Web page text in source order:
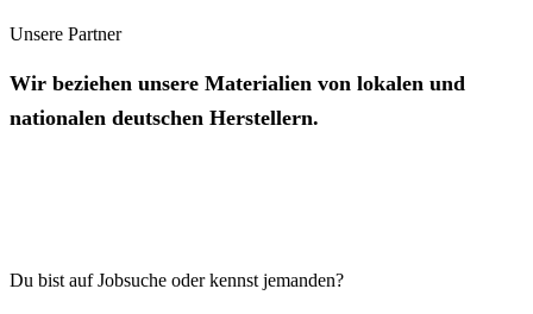
Unsere Partner
Wir beziehen unsere Materialien von lokalen und
nationalen deutschen Herstellern.
Du bist auf Jobsuche oder kennst jemanden?